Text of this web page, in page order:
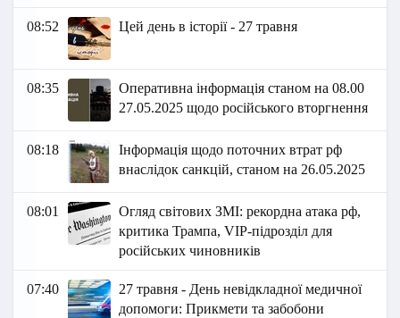
08:52 Цей день в історії - 27 травня
08:35
Оперативна інформація станом на 08.00
27.05.2025 щодо російського вторгнення
08:18
Інформація щодо поточних втрат рф
внаслідок санкцій, станом на 26.05.2025
08:01
Огляд світових ЗМІ: рекордна атака рф,
критика Трампа, VIP-підрозділ для
російських чиновників
07:40
27 травня - День невідкладної медичної
допомоги: Прикмети та забобони